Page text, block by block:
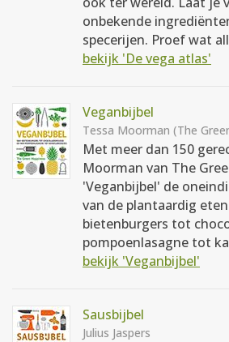
onbekende
specerijen. Proef wat
bekijk 'De vega atlas'
Veganbijbel
Tessa Moorman (The
Met meer dan 150
Moorman van The
'Veganbijbel' de
van de plantaardig
bietenburgers tot
pompoenlasagne tot
bekijk 'Veganbijbel'
Sausbijbel
Julius Jaspers